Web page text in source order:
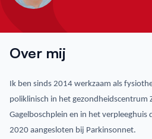
Over mij
Ik ben sinds 2014 werkzaam als
poliklinisch in het gezondheidscentrum
Gagelboschplein en in het verpleeghuis
2020 aangesloten bij Parkinsonnet.